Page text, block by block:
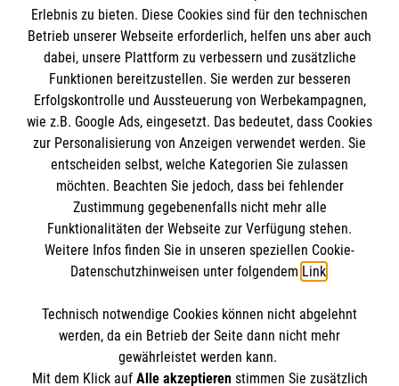
Empfänger: Malteser Hilfsdienst e.V.
IBAN: DE10 3706 0120 1201 2000 12
BIC: GENODED 1PA7
Newsletter abonnieren
Cookies verwalten|AGB|Impressum|Datenschutz
Barrierefreiheit |Kontakt| Sharepoint|Mediathek
Erlebnis zu bieten. Diese Cookies sind für den technischen
Betrieb unserer Webseite erforderlich, helfen uns aber auch
dabei, unsere Plattform zu verbessern und zusätzliche
Funktionen bereitzustellen. Sie werden zur besseren
Erfolgskontrolle und Aussteuerung von Werbekampagnen,
wie z.B. Google Ads, eingesetzt. Das bedeutet, dass Cookies
zur Personalisierung von Anzeigen verwendet werden. Sie
entscheiden selbst, welche Kategorien Sie zulassen
möchten. Beachten Sie jedoch, dass bei fehlender
Zustimmung gegebenenfalls nicht mehr alle
Funktionalitäten der Webseite zur Verfügung stehen.
Weitere Infos finden Sie in unseren speziellen Cookie-
Datenschutzhinweisen unter folgendem Link.
Technisch notwendige Cookies können nicht abgelehnt
werden, da ein Betrieb der Seite dann nicht mehr
gewährleistet werden kann.
Mit dem Klick auf Alle akzeptierenstimmen Sie zusätzlich